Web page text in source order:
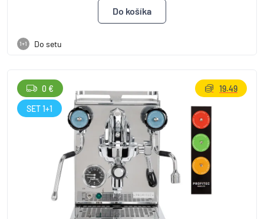
1+1 Do setu
0 €
SET 1+1
19.49